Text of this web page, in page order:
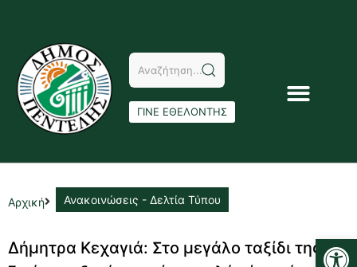
ΓΙΝΕ ΕΘΕΛΟΝΤΗΣ
Αρχική Ανακοινώσεις - Δελτία Τύπου
Δήμητρα Κεχαγιά: Στο μεγάλο ταξίδι της